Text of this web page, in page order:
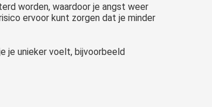
worden, waardoor je angst weer
ervoor kunt zorgen dat je minder
je unieker voelt, bijvoorbeeld